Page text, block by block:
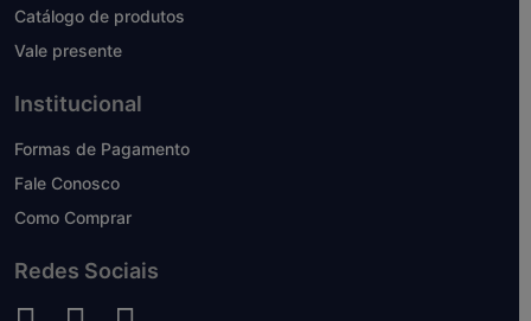
Catálogo de produtos
Vale presente
Institucional
Formas de Pagamento
Fale Conosco
Como Comprar
Redes Sociais